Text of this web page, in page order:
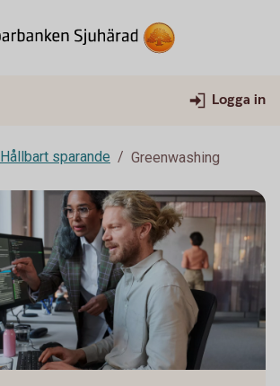
Logga in
Hållbart sparande Greenwashing